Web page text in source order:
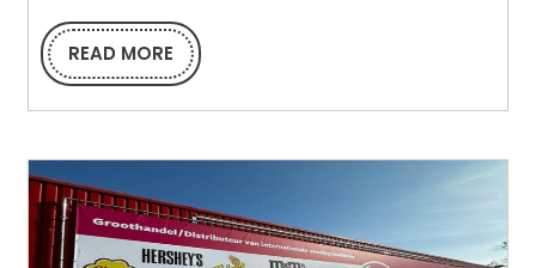
für
READ MORE
READ
MORE